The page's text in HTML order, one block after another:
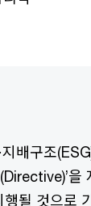
배구조
을
될 것으로